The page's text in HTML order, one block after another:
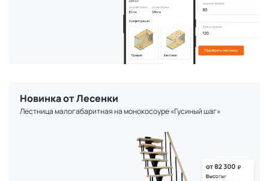
Новинка от Лесенки
Лестница малогабаритная на монокосоуре «Гусиный шаг»